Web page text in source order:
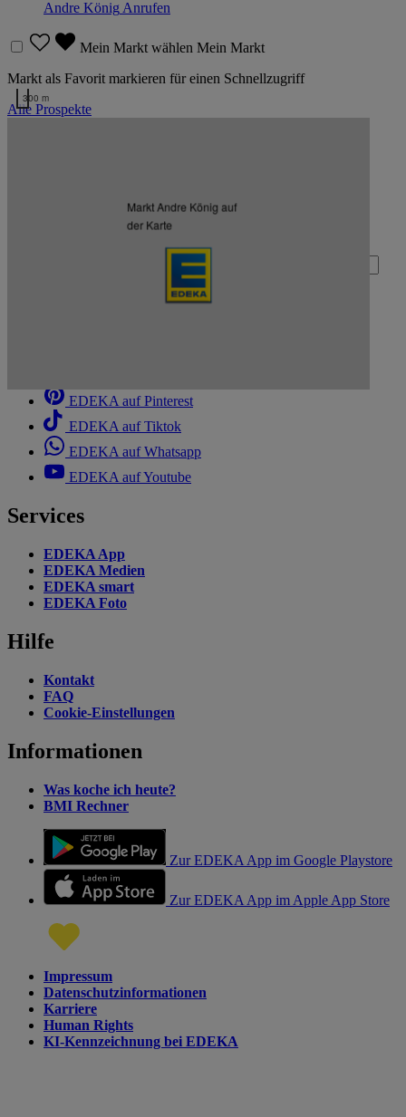
Andre König Anrufen
Mein Markt wählen Mein Markt
Markt als Favorit markieren für einen Schnellzugriff
Alle Prospekte
Markt Andre König auf
der Karte
300 m
Zum Newsletter anmelden
Deine E-Mail-Adresse (Pflichtfeld)
EDEKA auf Pinterest
EDEKA auf Tiktok
EDEKA auf Whatsapp
EDEKA auf Youtube
Services
EDEKA App
EDEKA Medien
EDEKA smart
EDEKA Foto
Hilfe
Kontakt
FAQ
Cookie-Einstellungen
Informationen
Was koche ich heute?
BMI Rechner
Zur EDEKA App im Google Playstore
Zur EDEKA App im Apple App Store
Impressum
Datenschutzinformationen
Karriere
Human Rights
KI-Kennzeichnung bei EDEKA